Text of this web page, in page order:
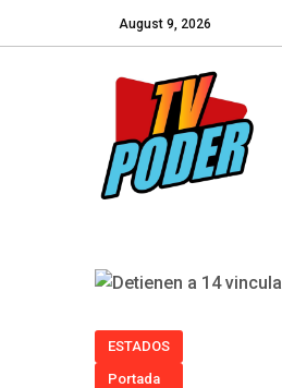
August 9, 2026
ESTADOS
Portada